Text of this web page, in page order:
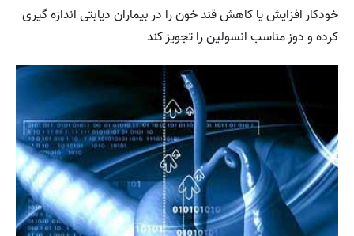
خودکار افزایش یا کاهش قند خون را در بیماران دیابتی اندازه گیری
کرده و دوز مناسب انسولین را تجویز کند